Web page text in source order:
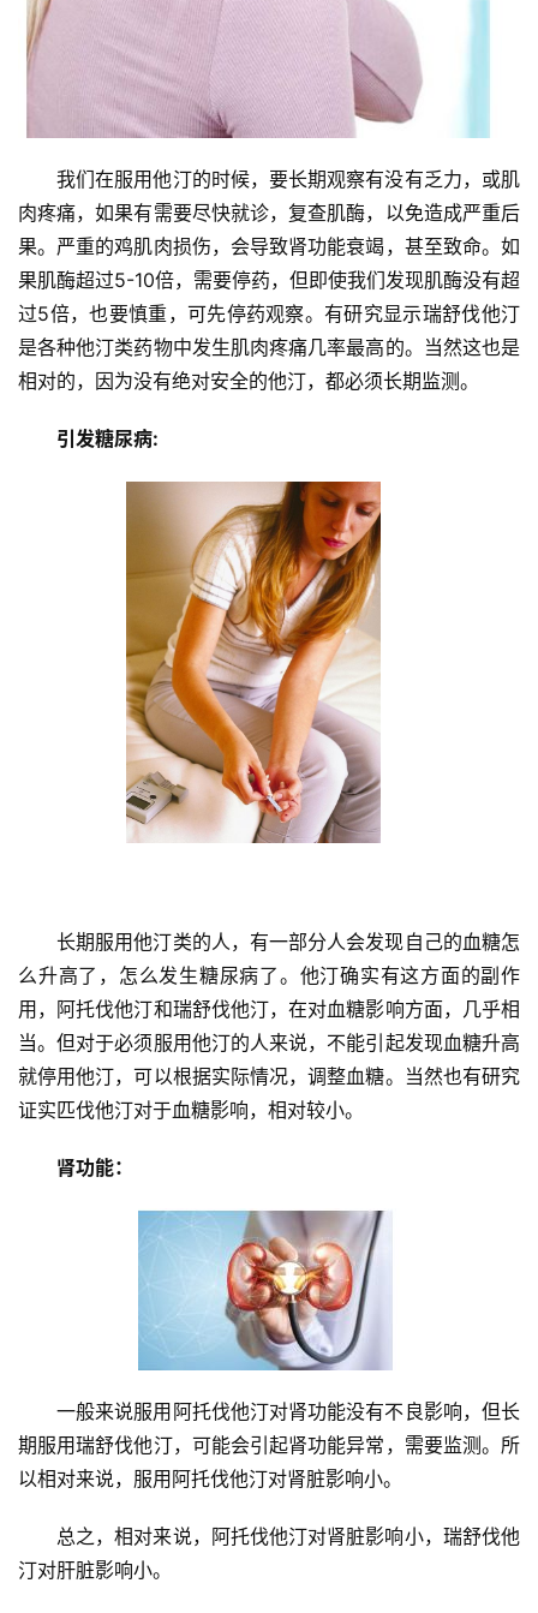
心
血
中
设
心
血
管
临
区
我们在服用他汀的时候，要长期观察有没有乏力，或肌
肉疼痛，如果有需要尽快就诊，复查肌酶，以免造成严重后
果。严重的鸡肌肉损伤，会导致肾功能衰竭，甚至致命。如
果肌酶超过5-10倍，需要停药，但即使我们发现肌酶没有超
过5倍，也要慎重，可先停药观察。有研究显示瑞舒伐他汀
是各种他汀类药物中发生肌肉疼痛几率最高的。当然这也是
相对的，因为没有绝对安全的他汀，都必须长期监测。
引发糖尿病:
长期服用他汀类的人，有一部分人会发现自己的血糖怎
么升高了，怎么发生糖尿病了。他汀确实有这方面的副作
用，阿托伐他汀和瑞舒伐他汀，在对血糖影响方面，几乎相
当。但对于必须服用他汀的人来说，不能引起发现血糖升高
就停用他汀，可以根据实际情况，调整血糖。当然也有研究
证实匹伐他汀对于血糖影响，相对较小。
肾功能：
一般来说服用阿托伐他汀对肾功能没有不良影响，但长
期服用瑞舒伐他汀，可能会引起肾功能异常，需要监测。所
以相对来说，服用阿托伐他汀对肾脏影响小。
总之，相对来说，阿托伐他汀对肾脏影响小，瑞舒伐他
汀对肝脏影响小。